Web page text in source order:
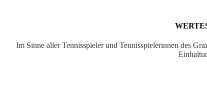
Im Sinne aller Tennisspieler und Tennisspielerinnen des